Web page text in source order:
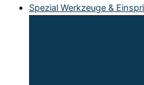
Spezial Werkzeuge &